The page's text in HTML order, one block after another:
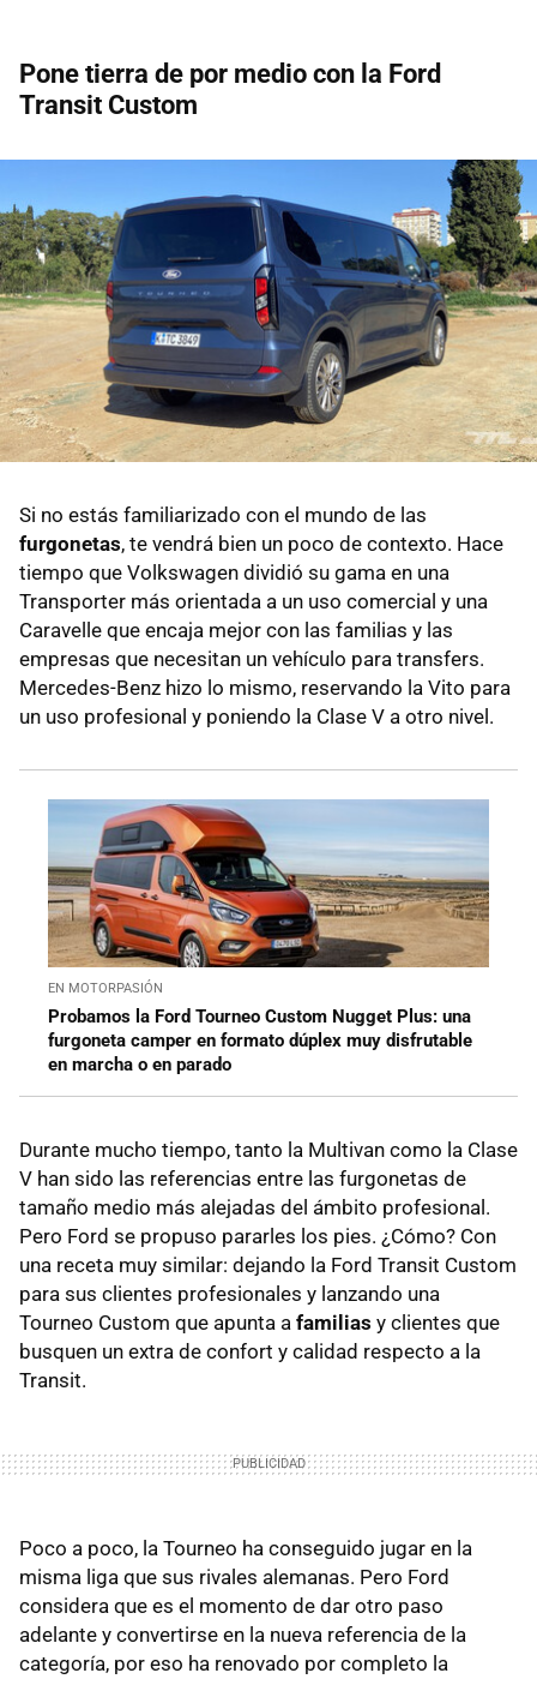
Pone tierra de por medio con la Ford
Transit Custom
Si no estás familiarizado con el mundo de las
furgonetas, te vendrá bien un poco de contexto. Hace
tiempo que Volkswagen dividió su gama en una
Transporter más orientada a un uso comercial y una
Caravelle que encaja mejor con las familias y las
empresas que necesitan un vehículo para transfers.
Mercedes-Benz hizo lo mismo, reservando la Vito para
un uso profesional y poniendo la Clase V a otro nivel.
EN MOTORPASIÓN
Probamos la Ford Tourneo Custom Nugget Plus: una
furgoneta camper en formato dúplex muy disfrutable
en marcha o en parado
Durante mucho tiempo, tanto la Multivan como la Clase
V han sido las referencias entre las furgonetas de
tamaño medio más alejadas del ámbito profesional.
Pero Ford se propuso pararles los pies. ¿Cómo? Con
una receta muy similar: dejando la Ford Transit Custom
para sus clientes profesionales y lanzando una
Tourneo Custom que apunta a familias y clientes que
busquen un extra de confort y calidad respecto a la
Transit.
Poco a poco, la Tourneo ha conseguido jugar en la
misma liga que sus rivales alemanas. Pero Ford
considera que es el momento de dar otro paso
adelante y convertirse en la nueva referencia de la
categoría, por eso ha renovado por completo la